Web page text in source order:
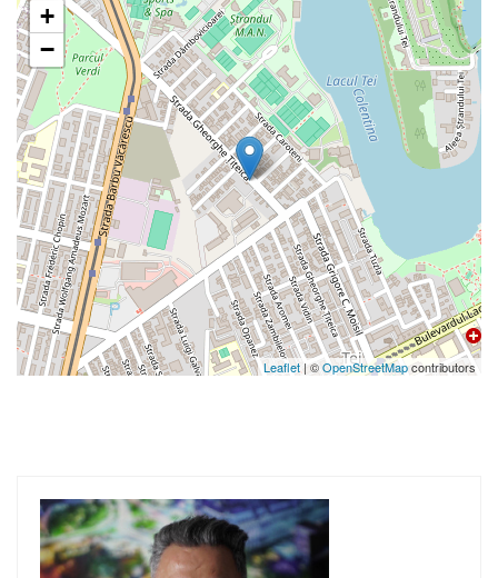
+
−
Leaflet| ©OpenStreetMapcontributors